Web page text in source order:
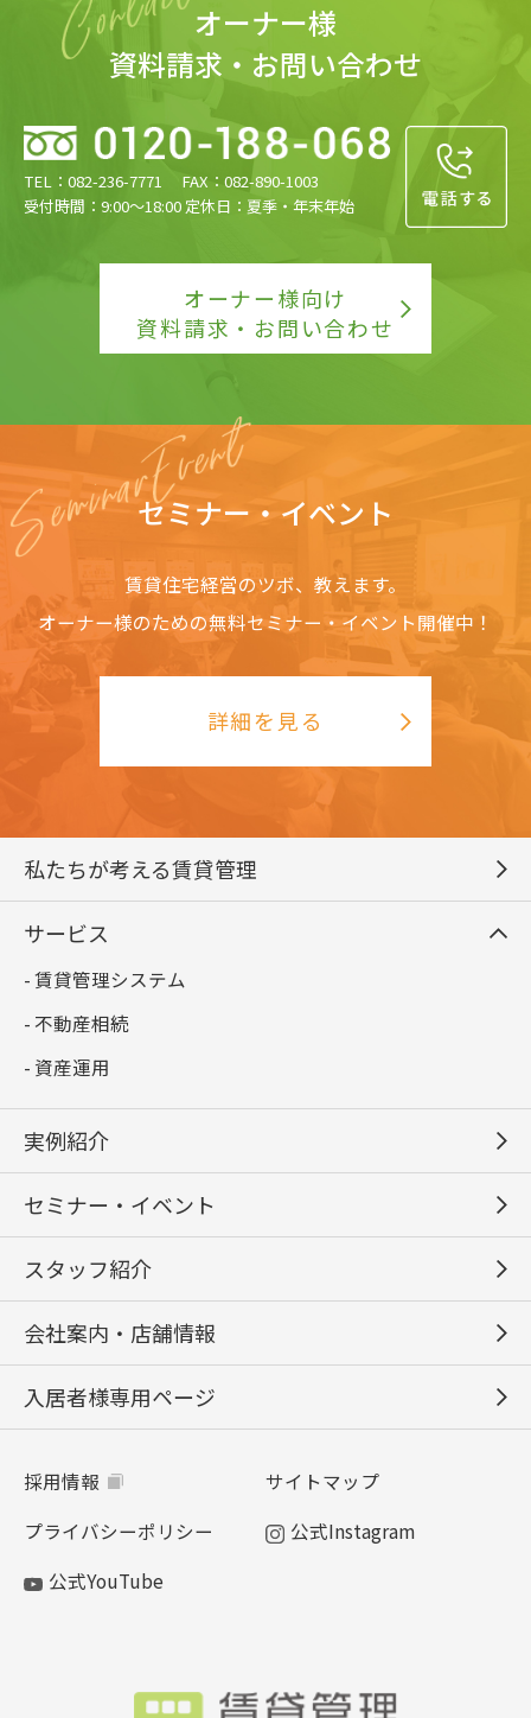
オーナー様
資料請求・お問い合わせ
TEL：082-236-7771 FAX：082-890-1003
受付時間：9:00〜18:00 定休日：夏季・年末年始
オーナー様向け
資料請求・お問い合わせ
セミナー・イベント
賃貸住宅経営のツボ、教えます。
オーナー様のための無料セミナー・イベント開催中！
詳細を見る
私たちが考える賃貸管理
サービス
- 賃貸管理システム
- 不動産相続
- 資産運用
実例紹介
セミナー・イベント
スタッフ紹介
会社案内・店舗情報
入居者様専用ページ
採用情報
サイトマップ
プライバシーポリシー
公式Instagram
公式YouTube